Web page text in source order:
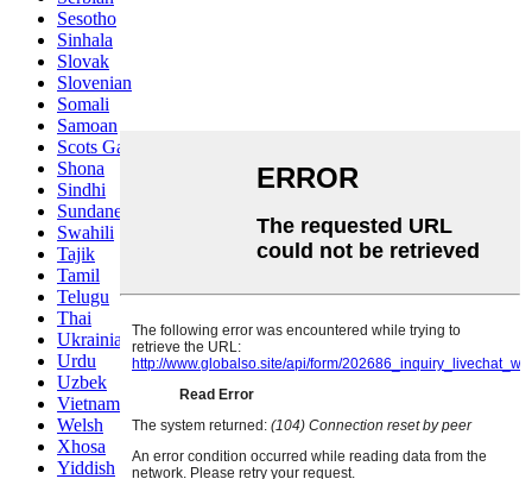
Sesotho
Sinhala
Slovak
Slovenian
Somali
Samoan
Scots Gaelic
Shona
Sindhi
Sundanese
Swahili
Tajik
Tamil
Telugu
Thai
Ukrainian
Urdu
Uzbek
Vietnamese
Welsh
Xhosa
Yiddish